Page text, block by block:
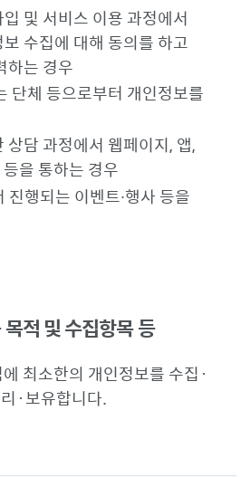
및 서비스 이용 과정에서
수집에 대해 동의를 하고
하는 경우
단체 등으로부터 개인정보를
상담 과정에서 웹페이지, 앱,
을 통하는 경우
진행되는 이벤트∙행사 등을
적 및 수집항목 등
최소한의 개인정보를 수집·
·보유합니다.